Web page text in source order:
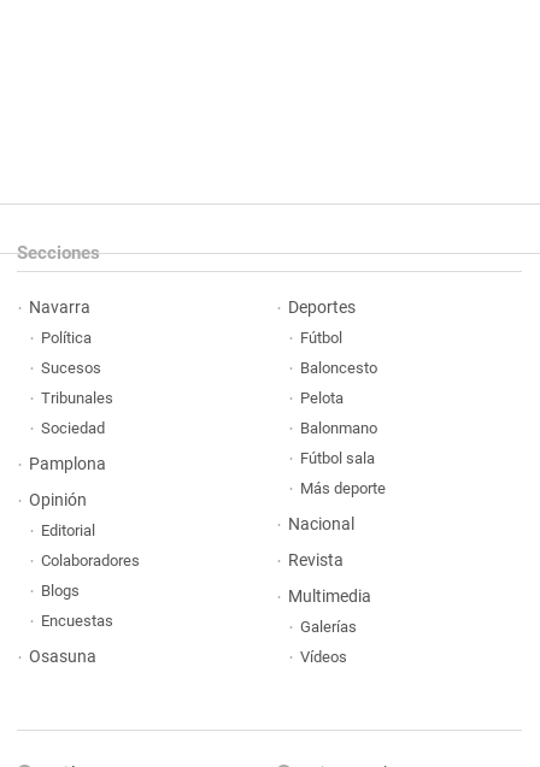
Secciones
Navarra
Política
Sucesos
Tribunales
Sociedad
Pamplona
Opinión
Editorial
Colaboradores
Blogs
Encuestas
Osasuna
Deportes
Fútbol
Baloncesto
Pelota
Balonmano
Fútbol sala
Más deporte
Nacional
Revista
Multimedia
Galerías
Vídeos